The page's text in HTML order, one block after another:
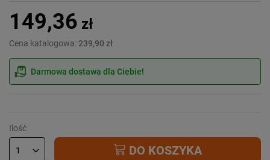
149,36 zł
Cena katalogowa: 239,90 zł
Darmowa dostawa dla Ciebie!
Ilość
DO KOSZYKA